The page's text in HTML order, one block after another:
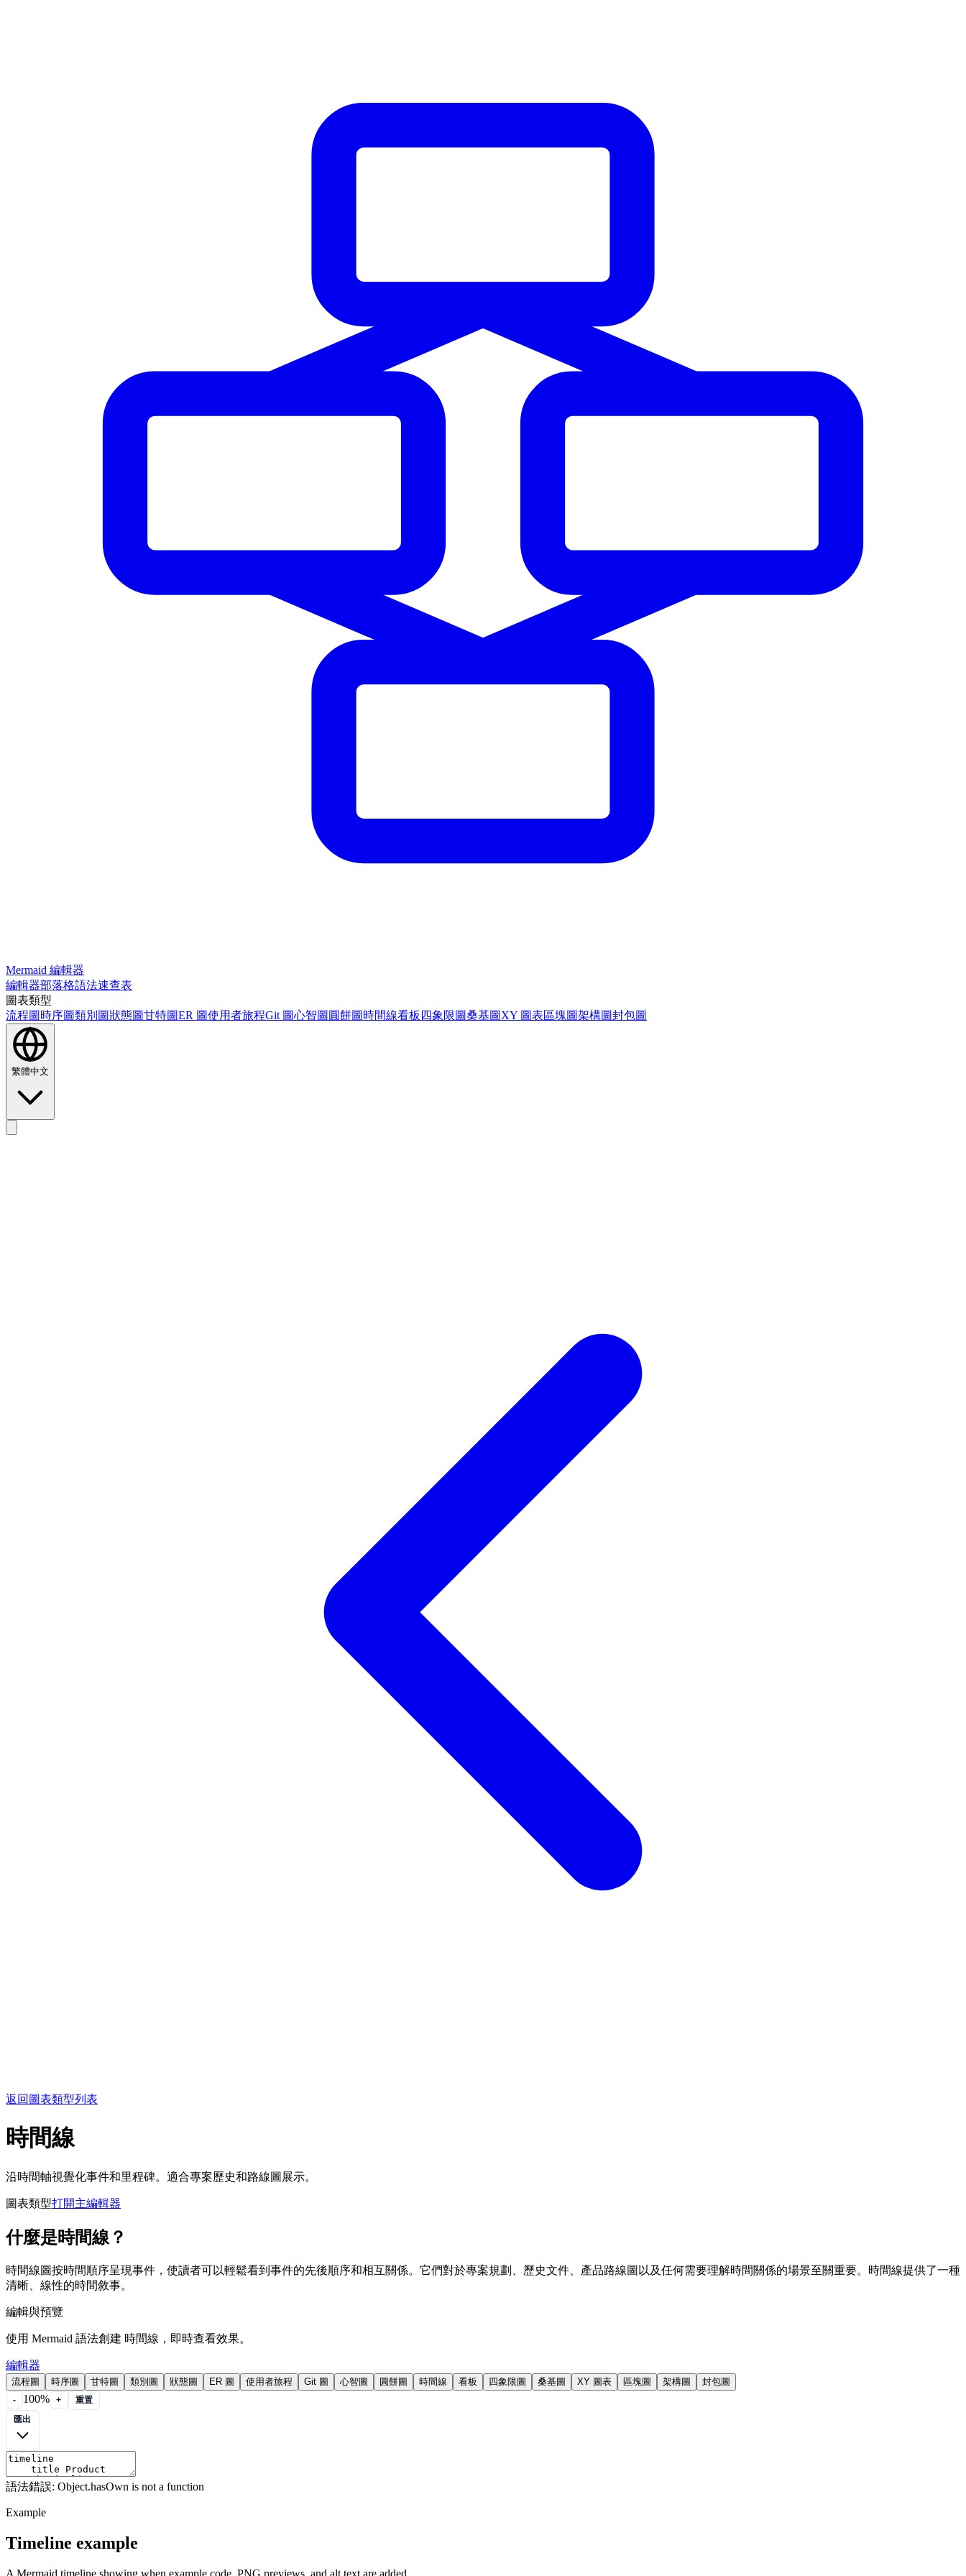
Mermaid 編輯器
編輯器部落格語法速查表
圖表類型
流程圖 時序圖類別圖狀態圖甘特圖ER 圖使用者旅程Git 圖心智圖 圓餅圖 時間線看板 四象限圖桑基圖 XY 圖表區塊圖架構圖封包圖
繁體中文
返回圖表類型列表
時間線
沿時間軸視覺化事件和里程碑。適合專案歷史和路線圖展示。
圖表類型打開主編輯器
什麼是時間線？
時間線圖按時間順序呈現事件，使讀者可以輕鬆看到事件的先後順序和相互關係。它們對於專案規劃、歷史文件、產品路線圖以及任何需要理解時間關係的場景至關重要。時間線提供了一種
清晰、線性的時間敘事。
編輯與預覽
使用 Mermaid 語法創建 時間線，即時查看效果。
編輯器
流程圖 時序圖 甘特圖 類別圖 狀態圖 ER 圖 使用者旅程 Git 圖 心智圖 圓餅圖 時間線 看板 四象限圖 桑基圖 XY 圖表 區塊圖 架構圖 封包圖
- 100% +
重置
語法錯誤: Object.hasOwn is not a function
Example
Timeline example
A Mermaid timeline showing when example code, PNG previews, and alt text are added.